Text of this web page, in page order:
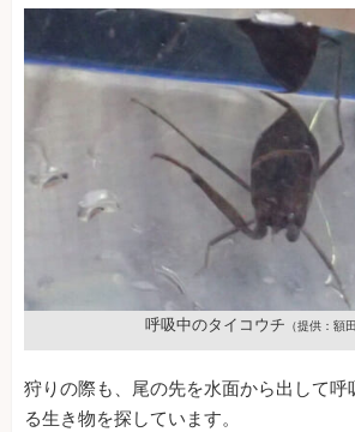
呼吸中のタイコウチ （提供：額
狩りの際も、尾の先を水面から出して呼
る生き物を探しています。